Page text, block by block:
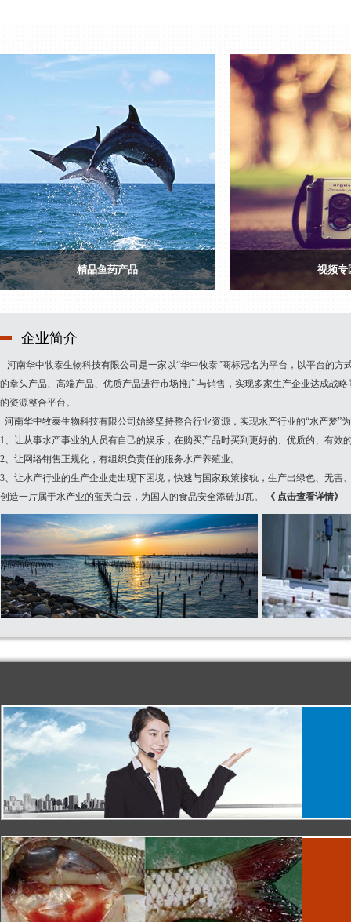
精品鱼药产品 视频专
企业简介
河南华中牧泰生物科技有限公司是一家以“华中牧泰”商标冠名为平台，以平台的方
的拳头产品、高端产品、优质产品进行市场推广与销售，实现多家生产企业达成战
的资源整合平台。
河南华中牧泰生物科技有限公司始终坚持整合行业资源，实现水产行业的“水产梦”
1、让从事水产事业的人员有自己的娱乐，在购买产品时买到更好的、优质的、有效
2、让网络销售正规化，有组织负责任的服务水产养殖业。
3、让水产行业的生产企业走出现下困境，快速与国家政策接轨，生产出绿色、无害
创造一片属于水产业的蓝天白云，为国人的食品安全添砖加瓦。
《 点击查看详情》